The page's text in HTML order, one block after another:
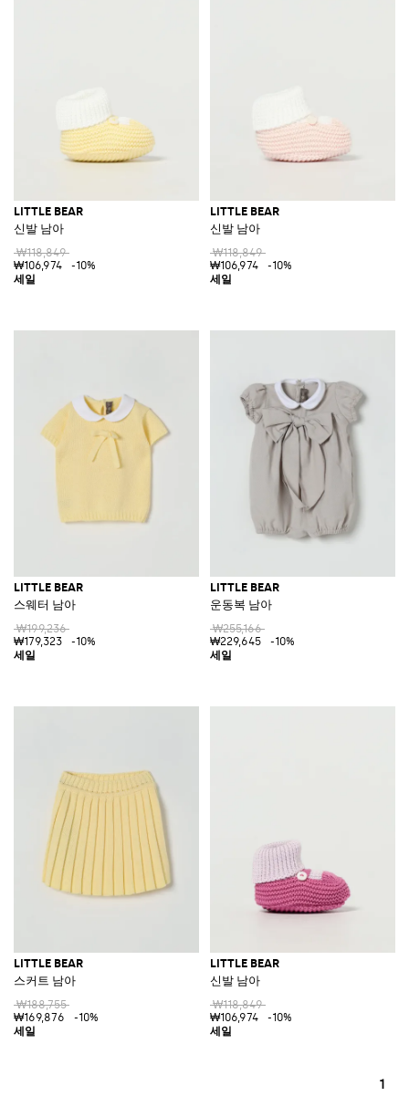
LITTLE BEAR
신발 남아
₩118,849
₩106,974
-10%
LITTLE BEAR
신발 남아
₩118,849
₩106,974
-10%
LITTLE BEAR
스웨터 남아
₩199,236
₩179,323
-10%
LITTLE BEAR
운동복 남아
₩255,166
₩229,645
-10%
LITTLE BEAR
스커트 남아
₩188,755
₩169,876
-10%
LITTLE BEAR
신발 남아
₩118,849
₩106,974
-10%
1